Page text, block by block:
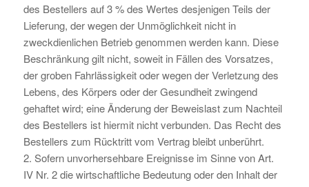
des Bestellers auf 3 % des Wertes desjenigen Teils der
Lieferung, der wegen der Unmöglichkeit nicht in
zweckdienlichen Betrieb genommen werden kann. Diese
Beschränkung gilt nicht, soweit in Fällen des Vorsatzes,
der groben Fahrlässigkeit oder wegen der Verletzung des
Lebens, des Körpers oder der Gesundheit zwingend
gehaftet wird; eine Änderung der Beweislast zum Nachteil
des Bestellers ist hiermit nicht verbunden. Das Recht des
Bestellers zum Rücktritt vom Vertrag bleibt unberührt.
2. Sofern unvorhersehbare Ereignisse im Sinne von Art.
IV Nr. 2 die wirtschaftliche Bedeutung oder den Inhalt der